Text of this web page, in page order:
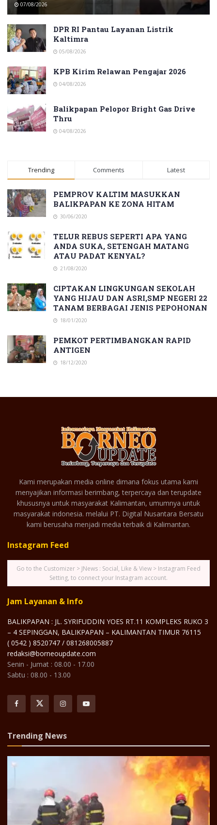
07/08/2026
DPR RI Pantau Layanan Listrik
Kaltimra
05/08/2026
KPB Kirim Relawan Pengajar 2026
04/08/2026
Balikpapan Pelopor Bright Gas Drive
Thru
04/08/2026
Trending Comments Latest
PEMPROV KALTIM MASUKKAN
BALIKPAPAN KE ZONA HITAM
30/06/2020
TELUR REBUS SEPERTI APA YANG
ANDA SUKA, SETENGAH MATANG
ATAU PADAT KENYAL?
21/08/2020
CIPTAKAN LINGKUNGAN SEKOLAH
YANG HIJAU DAN ASRI,SMP NEGERI 22
TANAM BERBAGAI JENIS PEPOHONAN
18/01/2020
PEMKOT PERTIMBANGKAN RAPID
ANTIGEN
18/12/2020
Kami merupakan media online dimana fokus utama kami
menyajikan informasi berimbang, terpercaya dan terupdate
khususnya untuk masyarakat Kalimantan, umumnya untuk
masyarakat indonesia. melalui PT. Digital Nusantara Bersatu
kami berusaha menjadi media terbaik di Kalimantan.
Instagram Feed
Go to the Customizer > JNews : Social, Like & View > Instagram Feed
Setting, to connect your Instagram account.
Jam Layanan & Info
BALIKPAPAN : JL. SYRIFUDDIN YOES RT.11 KOMPLEKS RUKO 3
– 4 SEPINGGAN, BALIKPAPAN – KALIMANTAN TIMUR 76115
( 0542 ) 8520747 / 081268005887
redaksi@borneoupdate.com
Senin - Jumat : 08.00 - 17.00
Sabtu : 08.00 - 13.00
Trending News